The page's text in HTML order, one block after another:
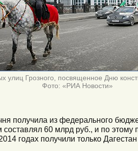
улиц Грозного, посвященное Дню
Фото: «РИА Новости»
получила из федерального
60 млрд руб., и по этому
годах получили только